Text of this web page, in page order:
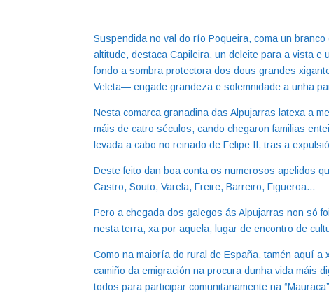
Suspendida no val do río Poqueira, coma un
altitude, destaca Capileira, un deleite para a vista e
fondo a sombra protectora dos dous grandes
Veleta— engade grandeza e solemnidade a unha
Nesta comarca granadina das Alpujarras latexa a
máis de catro séculos, cando chegaron familias
levada a cabo no reinado de Felipe II, tras a
Deste feito dan boa conta os numerosos apelidos
Castro, Souto, Varela, Freire, Barreiro, Figueroa…
Pero a chegada dos galegos ás Alpujarras non só
nesta terra, xa por aquela, lugar de encontro de
Como na maioría do rural de España, tamén aquí
camiño da emigración na procura dunha vida máis
todos para participar comunitariamente na